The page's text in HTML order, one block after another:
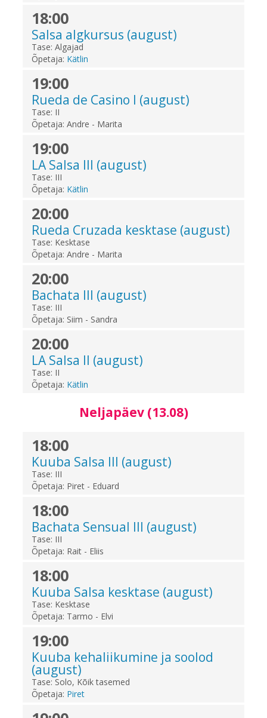
18:00
Salsa algkursus (august)
Tase: Algajad
Õpetaja: Kätlin
19:00
Rueda de Casino I (august)
Tase: II
Õpetaja: Andre - Marita
19:00
LA Salsa III (august)
Tase: III
Õpetaja: Kätlin
20:00
Rueda Cruzada kesktase (august)
Tase: Kesktase
Õpetaja: Andre - Marita
20:00
Bachata III (august)
Tase: III
Õpetaja: Siim - Sandra
20:00
LA Salsa II (august)
Tase: II
Õpetaja: Kätlin
Neljapäev (13.08)
18:00
Kuuba Salsa III (august)
Tase: III
Õpetaja: Piret - Eduard
18:00
Bachata Sensual III (august)
Tase: III
Õpetaja: Rait - Eliis
18:00
Kuuba Salsa kesktase (august)
Tase: Kesktase
Õpetaja: Tarmo - Elvi
19:00
Kuuba kehaliikumine ja soolod
(august)
Tase: Solo Kõik tasemed
Õpetaja: Piret